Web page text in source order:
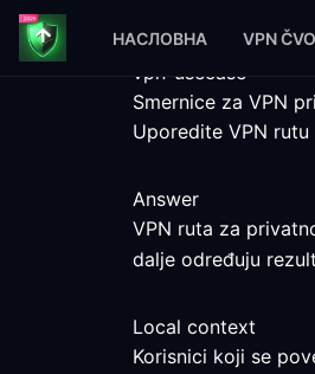
НАСЛОВНА VPN
vpn-usecase
Smernice za VPN
Uporedite VPN
Answer
VPN ruta za
dalje određuju
Local context
Korisnici koji se